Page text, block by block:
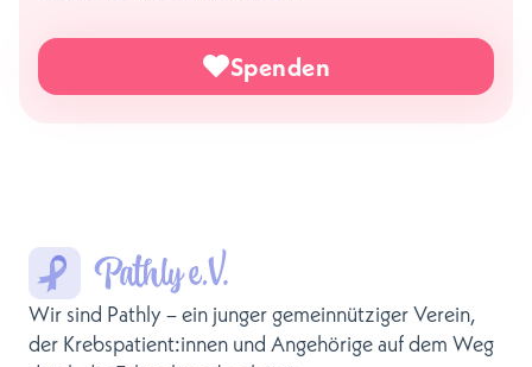
Spenden
Wir sind Pathly – ein junger gemeinnütziger Verein,
der Krebspatient:innen und Angehörige auf dem Weg